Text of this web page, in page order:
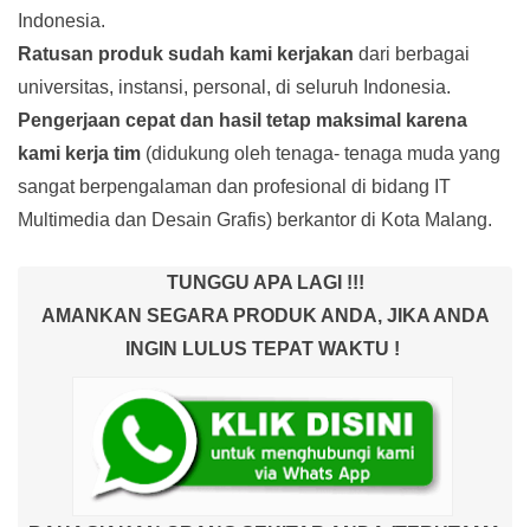
Indonesia.
Ratusan produk sudah kami kerjakan dari berbagai
universitas, instansi, personal, di seluruh Indonesia.
Pengerjaan cepat dan hasil tetap maksimal karena
kami kerja tim (didukung oleh tenaga- tenaga muda yang
sangat berpengalaman dan profesional di bidang IT
Multimedia dan Desain Grafis) berkantor di Kota Malang.
TUNGGU APA LAGI !!!
AMANKAN SEGARA PRODUK ANDA, JIKA ANDA
INGIN LULUS TEPAT WAKTU !